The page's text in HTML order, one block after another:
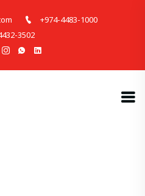
+974-4483-1000
3502